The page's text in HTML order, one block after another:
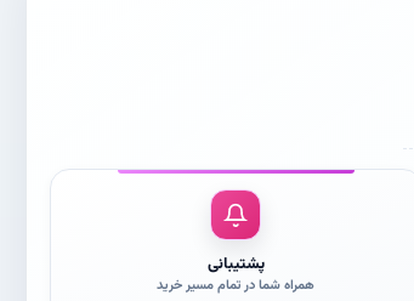
پشتیبانی
همراه شما در تمام مسیر خرید